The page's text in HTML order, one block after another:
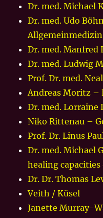
Dr. med. Michael
Dr. med. Udo
Allgemeinmedizin
Dr. med. Manfred
Dr. med. Ludwig
Prof. Dr. med.
Andreas Moritz –
Dr. med. Lorraine
Niko Rittenau –
Prof. Dr. Linus
Dr. med. Michael
healing
Dr. Dr. Thomas
Veith / Küsel
Janette Murray-